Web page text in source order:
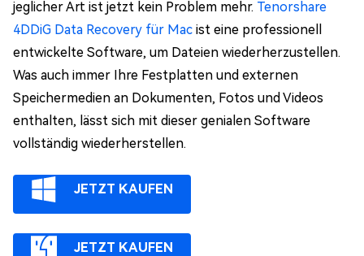
jeglicher Art ist jetzt kein Problem mehr. Tenorshare
4DDiG Data Recovery für Mac ist eine professionell
entwickelte Software, um Dateien wiederherzustellen.
Was auch immer Ihre Festplatten und externen
Speichermedien an Dokumenten, Fotos und Videos
enthalten, lässt sich mit dieser genialen Software
vollständig wiederherstellen.
JETZT KAUFEN
JETZT KAUFEN